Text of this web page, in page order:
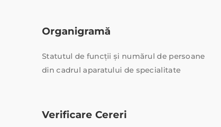
Organigramă
Statutul de funcții și numărul de persoane
din cadrul aparatului de specialitate
Verificare Cereri